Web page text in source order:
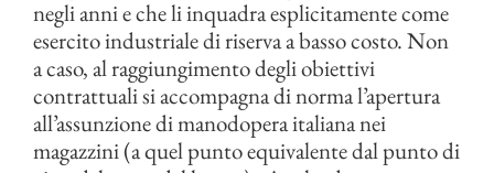
negli anni e che li inquadra esplicitamente come
esercito industriale di riserva a basso costo. Non
a caso, al raggiungimento degli obiettivi
contrattuali si accompagna di norma l’apertura
all’assunzione di manodopera italiana nei
magazzini (a quel punto equivalente dal punto di